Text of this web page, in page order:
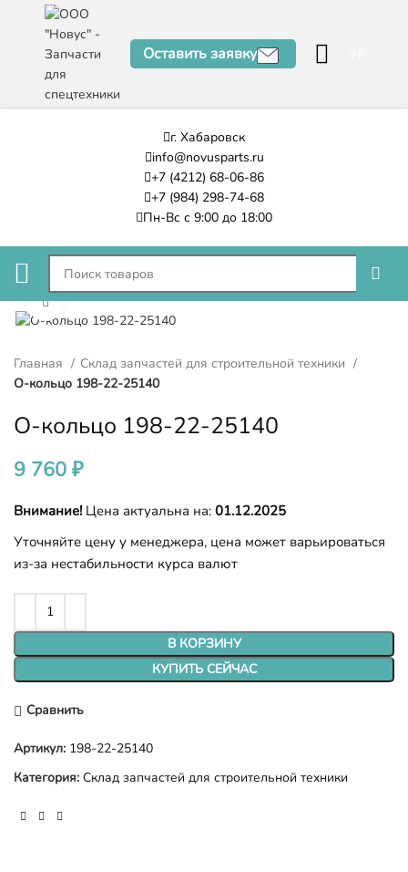
Оставить заявку
г. Хабаровск
info@novusparts.ru
+7 (4212) 68-06-86
+7 (984) 298-74-68
Пн-Вс с 9:00 до 18:00
Нажмите, чтобы увеличить
Главная
Склад запчастей для строительной техники
О-кольцо 198-22-25140
О-кольцо 198-22-25140
9 760 ₽
Внимание! Цена актуальна на: 01.12.2025
Уточняйте цену у менеджера, цена может варьироваться
из-за нестабильности курса валют
В КОРЗИНУ
КУПИТЬ СЕЙЧАС
Сравнить
Артикул: 198-22-25140
Категория: Склад запчастей для строительной техники